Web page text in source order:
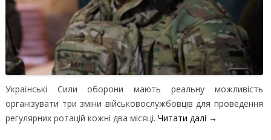
Українські Сили оборони мають реальну можливість
організувати три зміни військовослужбовців для проведення
регулярних ротацій кожні два місяці. Читати далі →